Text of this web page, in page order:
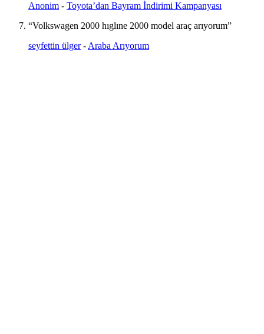
Anonim - Toyota’dan Bayram İndirimi Kampanyası
“Volkswagen 2000 hıglıne 2000 model araç arıyorum”
seyfettin ülger- Araba Arıyorum